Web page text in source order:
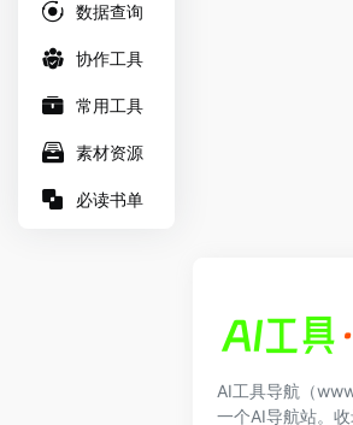
数据查询
协作工具
常用工具
素材资源
必读书单
AI工具导航（
一个AI导航站。